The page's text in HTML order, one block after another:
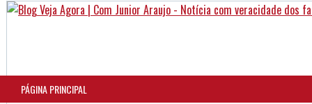
PÁGINA PRINCIPAL